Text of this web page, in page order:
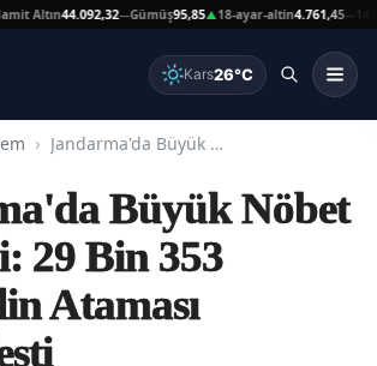
Altın44.092,32—Gümüş95,85▲18-ayar-altin4.761,45—14-
Kars26°C
Jandarma'da Büyük Nöbet Değişimi: 29 Bin 353 Personelin Ataması Gerçekleşti
Büyük Nöbet
29 Bin 353
Ataması